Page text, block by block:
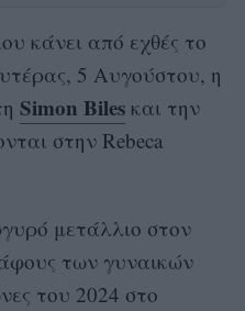
κάνει από εχθές το
5 Αυγούστου, η
Simon Bilesκαι την
στην Rebeca
μετάλλιο στον
των γυναικών
του 2024 στο